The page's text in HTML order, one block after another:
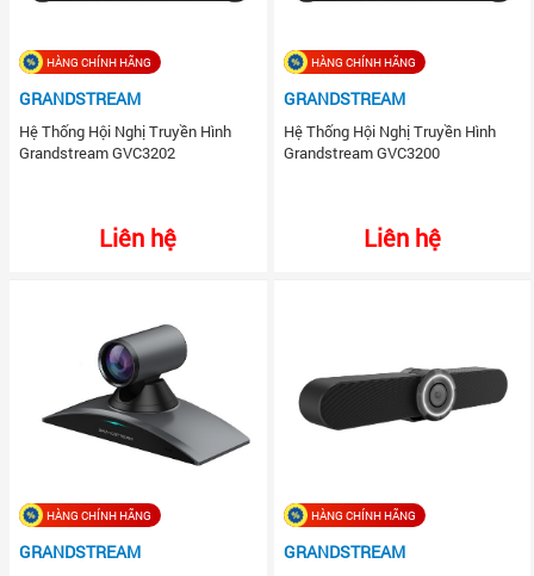
HÀNG CHÍNH HÃNG
GRANDSTREAM
Hệ Thống Hội Nghị Truyền Hình
Grandstream GVC3202
Liên hệ
HÀNG CHÍNH HÃNG
GRANDSTREAM
Hệ Thống Hội Nghị Truyền Hình
Grandstream GVC3200
Liên hệ
HÀNG CHÍNH HÃNG
GRANDSTREAM
HÀNG CHÍNH HÃNG
GRANDSTREAM